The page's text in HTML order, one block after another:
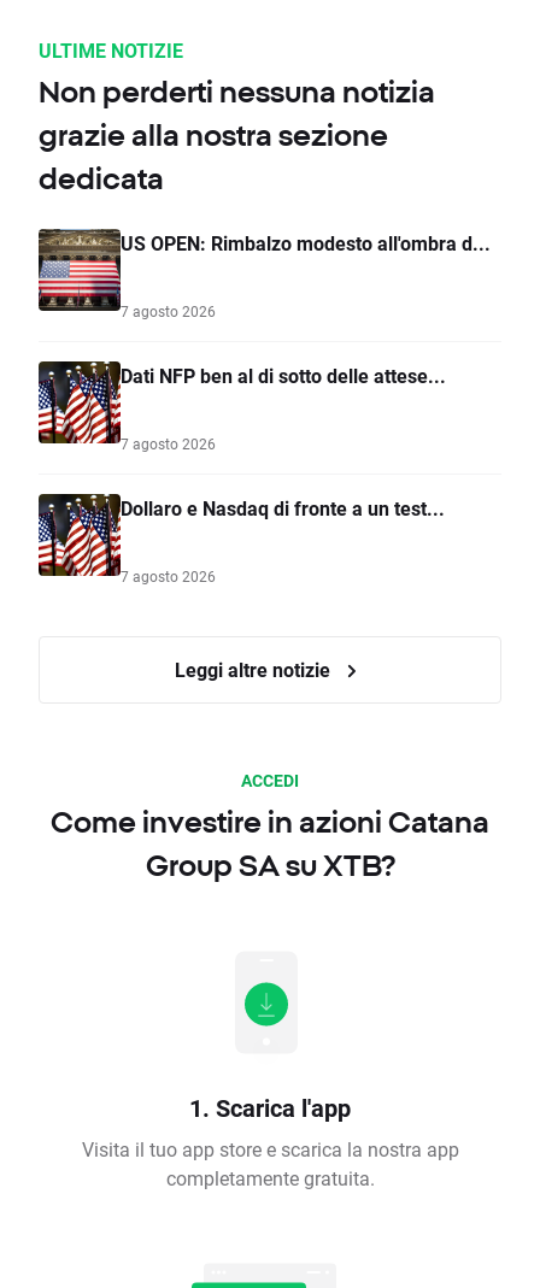
ULTIME NOTIZIE
Non perderti nessuna notizia
grazie alla nostra sezione
dedicata
US OPEN: Rimbalzo modesto all'ombra d...
7 agosto 2026
Dati NFP ben al di sotto delle attese...
7 agosto 2026
Dollaro e Nasdaq di fronte a un test...
7 agosto 2026
Leggi altre notizie
ACCEDI
Come investire in azioni Catana
Group SA su XTB?
1. Scarica l'app
Visita il tuo app store e scarica la nostra app
completamente gratuita.